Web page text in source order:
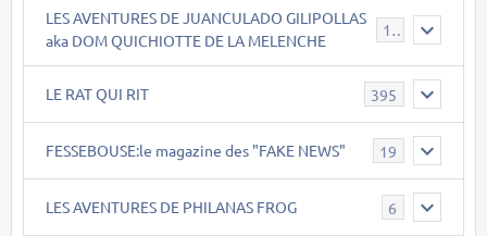
LES AVENTURES DE JUANCULADO GILIPOLLAS
aka DOM QUICHIOTTE DE LA MELENCHE
119
LE RAT QUI RIT 395
FESSEBOUSE:le magazine des "FAKE NEWS" 19
LES AVENTURES DE PHILANAS FROG 6